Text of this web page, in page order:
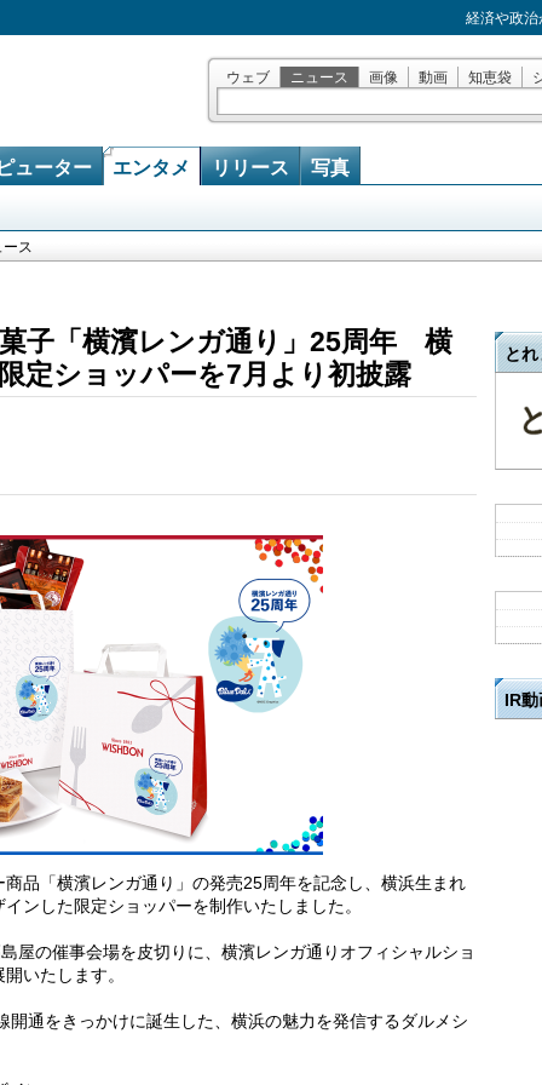
経済や政
ウェブ ニュース 画像 動画 知恵袋
ューター エンタメ リリース 写真
ース
子「横濱レンガ通り」25周年 横
定ショッパーを7月より初披露
品「横濱レンガ通り」の発売25周年を記念し、横浜生まれ
ンした限定ショッパーを制作いたしました。
屋の催事会場を皮切りに、横濱レンガ通りオフィシャルショ
いたします。
通をきっかけに誕生した、横浜の魅力を発信するダルメシ
とれ
IR動